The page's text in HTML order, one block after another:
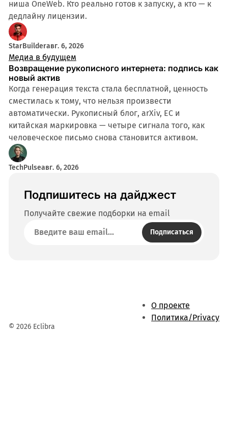
ниша OneWeb. Кто реально готов к запуску, а кто — к
дедлайну лицензии.
StarBuilderавг. 6, 2026
Медиа в будущем
Возвращение рукописного интернета: подпись как
новый актив
Когда генерация текста стала бесплатной, ценность
сместилась к тому, что нельзя произвести
автоматически. Рукописный блог, arXiv, ЕС и
китайская маркировка — четыре сигнала того, как
человеческое письмо снова становится активом.
TechPulseавг. 6, 2026
Подпишитесь на дайджест
Получайте свежие подборки на email
Подписаться
© 2026 Eclibra
О проекте
Политика/Privacy